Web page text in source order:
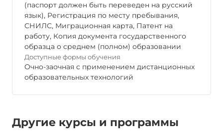
(паспорт должен быть переведен на русский
язык), Регистрация по месту пребывания,
СНИЛС, Миграционная карта, Патент на
работу, Копия документа государственного
образца о среднем (полном) образовании
Доступные формы обучения
Очно-заочная с применением дистанционных
образовательных технологий
Другие курсы и программы